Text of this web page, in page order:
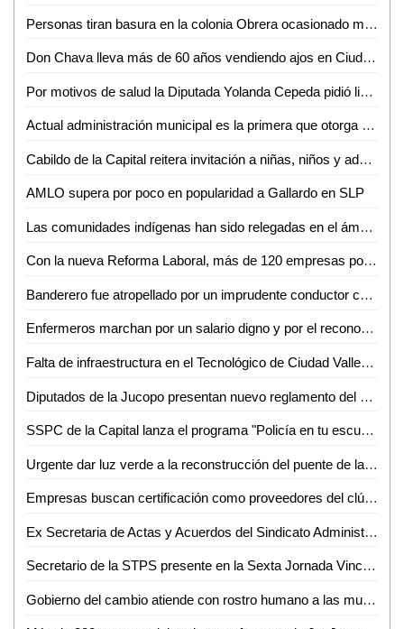
Personas tiran basura en la colonia Obrera ocasionado malos olores en la zona
Don Chava lleva más de 60 años vendiendo ajos en Ciudad Valles
Por motivos de salud la Diputada Yolanda Cepeda pidió licencia a su cargo
Actual administración municipal es la primera que otorga becas al Tecnológico de Ciudad Valles: Rebeca Robledo
Cabildo de la Capital reitera invitación a niñas, niños y adolescentes potosinos al concurso Lluvia de Colores
AMLO supera por poco en popularidad a Gallardo en SLP
Las comunidades indígenas han sido relegadas en el ámbito político: Palmira Flores
Con la nueva Reforma Laboral, más de 120 empresas potosinas han sido sancionadas: Néstor Garza
Banderero fue atropellado por un imprudente conductor cerca de Cemex
Enfermeros marchan por un salario digno y por el reconocimiento de su labor
Falta de infraestructura en el Tecnológico de Ciudad Valles limita a los jóvenes para estudiar: Héctor Aguilar
Diputados de la Jucopo presentan nuevo reglamento del Congreso de SLP
SSPC de la Capital lanza el programa "Policía en tu escuela" para reforzar la protección de niñas, niños y adolescentes*
Urgente dar luz verde a la reconstrucción del puente de la Avenida Universidad: SGG
Empresas buscan certificación como proveedores del clúster automotriz
Ex Secretaria de Actas y Acuerdos del Sindicato Administrativo de la UASLP pide su reinstalación
Secretario de la STPS presente en la Sexta Jornada Vinculación Laboral en Ciudad Valles
Gobierno del cambio atiende con rostro humano a las mujeres privadas de su libertad